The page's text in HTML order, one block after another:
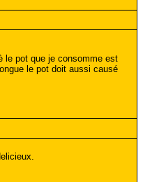
le pot que je consomme est
le pot doit aussi causé